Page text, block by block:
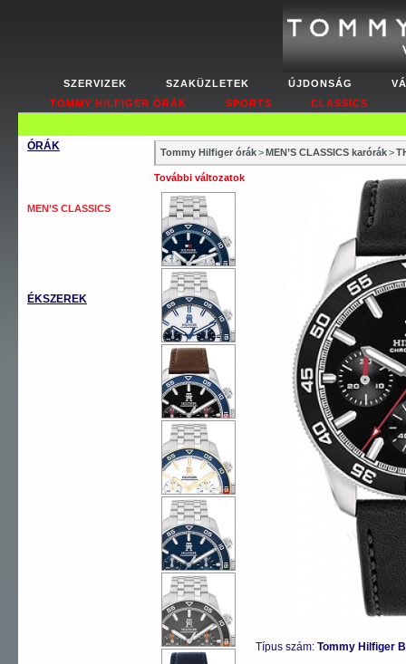
SZERVIZEK SZAKÜZLETEK ÚJDONSÁG
TOMMY HILFIGER ÓRÁK
SPORTS CLASSICS
ÓRÁK
MEN’S CLASSICS
ÉKSZEREK
Tommy Hilfiger órák>MEN’S CLASSICS karórák>
További változatok
Típus szám: Tommy Hilfiger